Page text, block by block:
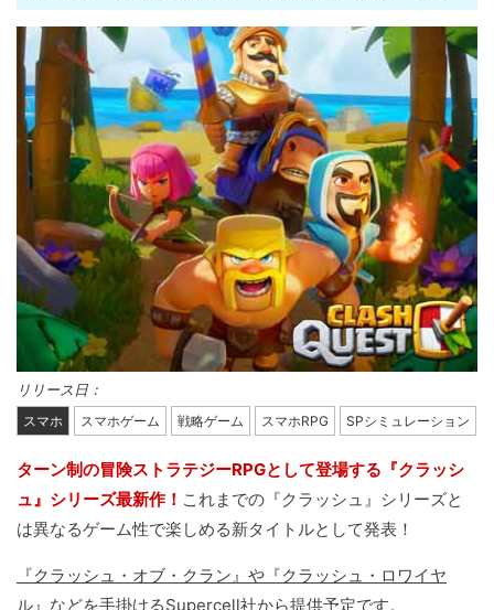
リリース日：
スマホ スマホゲーム 戦略ゲーム スマホRPG SPシミュレーション
ターン制の冒険ストラテジーRPGとして登場する『クラッシ
ュ』シリーズ最新作！ これまでの『クラッシュ』シリーズと
は異なるゲーム性で楽しめる新タイトルとして発表！
『クラッシュ・オブ・クラン』や『クラッシュ・ロワイヤ
ル』などを手掛けるSupercell社から提供予定です。